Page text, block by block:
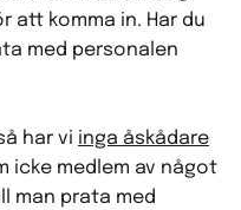
att komma in. Har du
med personalen
har vi inga åskådare
icke medlem av något
man prata med